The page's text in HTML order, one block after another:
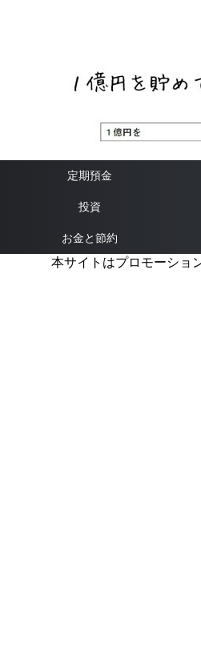
定期預金
投資
お金と節約
本サイトはプロモーショ